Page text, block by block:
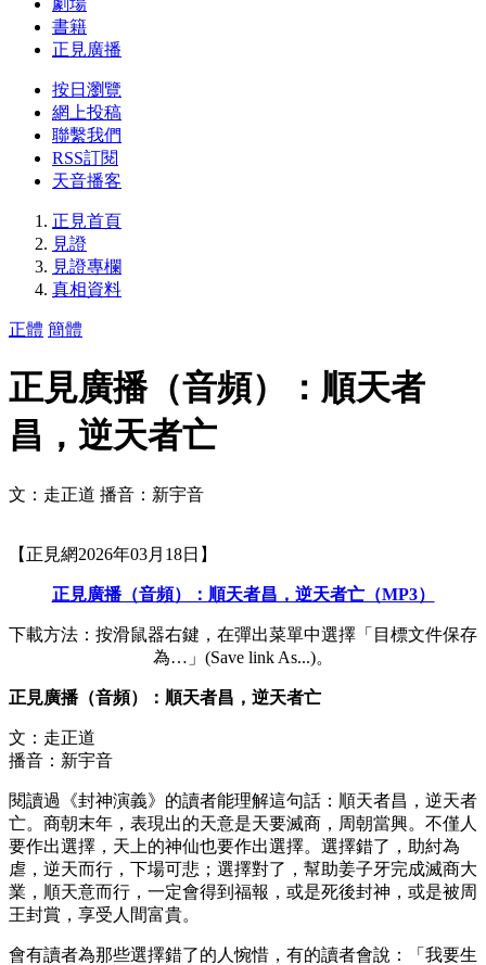
書籍
正見廣播
按日瀏覽
網上投稿
聯繫我們
RSS訂閱
天音播客
正見首頁
見證
見證專欄
真相資料
正體 簡體
正見廣播（音頻）：順天者
昌，逆天者亡
文：走正道 播音：新宇音
【正見網2026年03月18日】
正見廣播（音頻）：順天者昌，逆天者亡（MP3）
下載方法：按滑鼠器右鍵，在彈出菜單中選擇「目標文件保存
為…」(Save link As...)。
正見廣播（音頻）：順天者昌，逆天者亡
文：走正道
播音：新宇音
閱讀過《封神演義》的讀者能理解這句話：順天者昌，逆天者
亡。商朝末年，表現出的天意是天要滅商，周朝當興。不僅人
要作出選擇，天上的神仙也要作出選擇。選擇錯了，助紂為
虐，逆天而行，下場可悲；選擇對了，幫助姜子牙完成滅商大
業，順天意而行，一定會得到福報，或是死後封神，或是被周
王封賞，享受人間富貴。
會有讀者為那些選擇錯了的人惋惜，有的讀者會說：「我要生